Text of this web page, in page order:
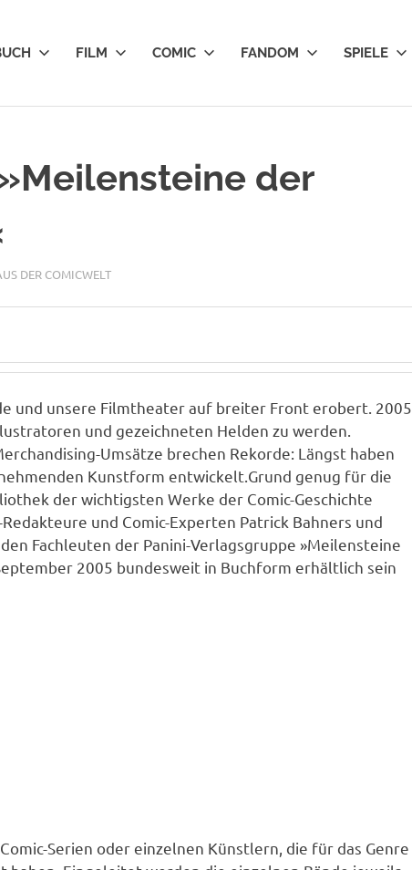
FILM COMIC FANDOM SPIELE
der
DER COMICWELT
und unsere Filmtheater auf breiter Front erobert. 2005
und gezeichneten Helden zu werden.
Umsätze brechen Rekorde: Längst haben
Kunstform entwickelt.Grund genug für die
der wichtigsten Werke der Comic-Geschichte
und Comic-Experten Patrick Bahners und
Fachleuten der Panini-Verlagsgruppe »Meilensteine
2005 bundesweit in Buchform erhältlich sein
Serien oder einzelnen Künstlern, die für das Genre